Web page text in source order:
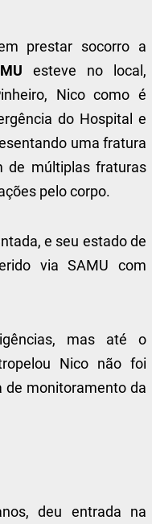
prestar socorro a
esteve no local,
Nico como é
do Hospital e
uma fratura
de múltiplas fraturas
pelo corpo.
e seu estado de
via SAMU com
mas até o
Nico não foi
de monitoramento da
deu entrada na